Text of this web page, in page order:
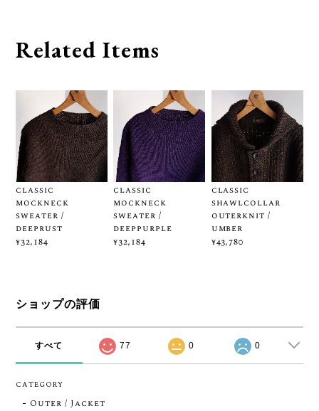
Related Items
classic
mockneck
sweater /
deeprust
¥32,184
classic
mockneck
sweater /
deeppurple
¥32,184
classic
shawlcollar
outerknit /
umber
¥43,780
ショップの評価
すべて 77 0 0
CATEGORY
Outer / Jacket